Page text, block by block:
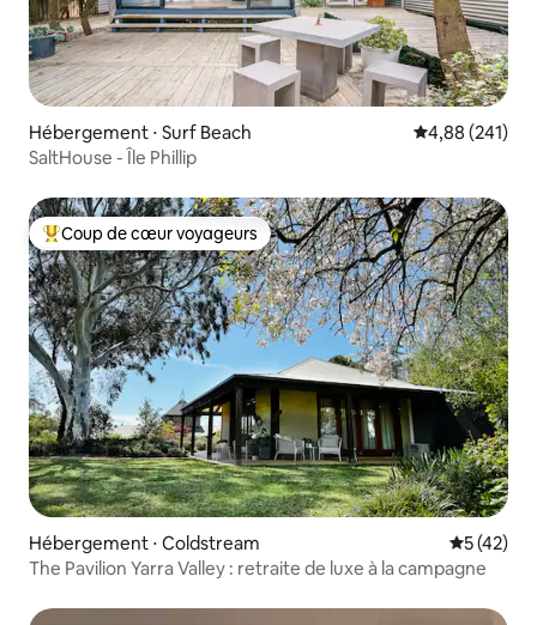
Hébergement ⋅ Surf Beach Évaluation
4,88 (241)
SaltHouse - Île Phillip
Coups de cœur voyageurs les plus appréciés
Coup de cœur voyageurs
Hébergement ⋅ Coldstream
5 (42)
The Pavilion Yarra Valley : retraite de luxe à la campagne